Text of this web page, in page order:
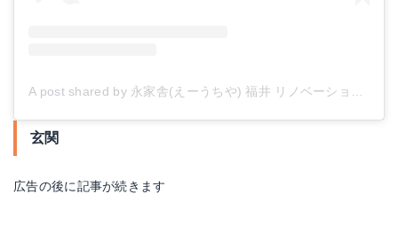
A post shared by 永家舎(えーうちや) 福井 リノベーション リフォーム (@e_uchiya)
玄関
広告の後に記事が続きます